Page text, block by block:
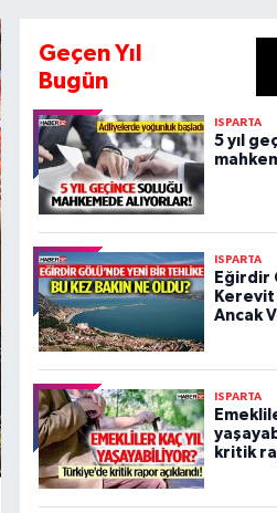
Geçen Yıl
Bugün
ISPARTA
5 yıl
ISPARTA
Eğirdir
Kerevit
Ancak
ISPARTA
kritik